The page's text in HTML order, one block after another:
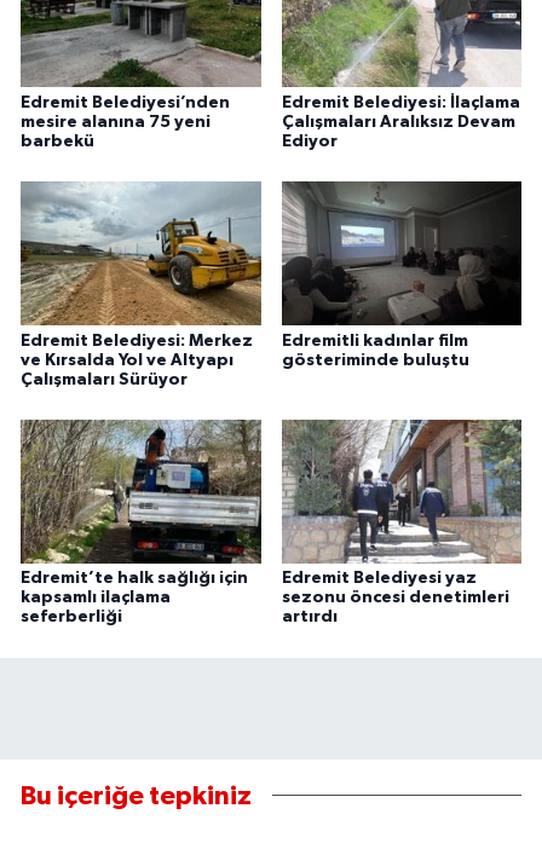
Edremit Belediyesi’nden
mesire alanına 75 yeni
barbekü
Edremit Belediyesi: İlaçlama
Çalışmaları Aralıksız Devam
Ediyor
Edremit Belediyesi: Merkez
ve Kırsalda Yol ve Altyapı
Çalışmaları Sürüyor
Edremitli kadınlar film
gösteriminde buluştu
Edremit’te halk sağlığı için
kapsamlı ilaçlama
seferberliği
Edremit Belediyesi yaz
sezonu öncesi denetimleri
artırdı
Bu içeriğe tepkiniz